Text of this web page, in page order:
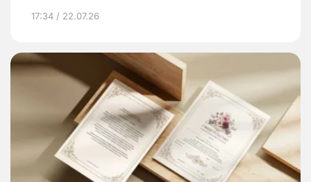
17:34 / 22.07.26